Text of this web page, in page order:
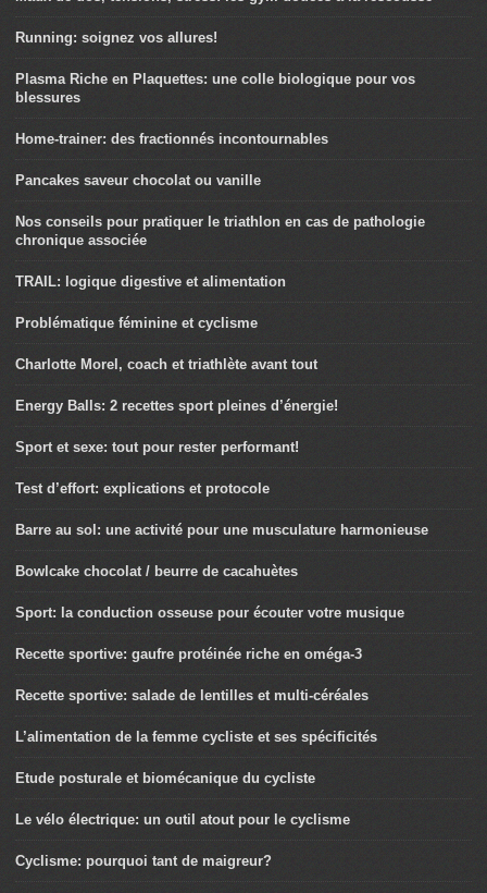
Running: soignez vos allures!
Plasma Riche en Plaquettes: une colle biologique pour vos
blessures
Home-trainer: des fractionnés incontournables
Pancakes saveur chocolat ou vanille
Nos conseils pour pratiquer le triathlon en cas de pathologie
chronique associée
TRAIL: logique digestive et alimentation
Problématique féminine et cyclisme
Charlotte Morel, coach et triathlète avant tout
Energy Balls: 2 recettes sport pleines d’énergie!
Sport et sexe: tout pour rester performant!
Test d’effort: explications et protocole
Barre au sol: une activité pour une musculature harmonieuse
Bowlcake chocolat / beurre de cacahuètes
Sport: la conduction osseuse pour écouter votre musique
Recette sportive: gaufre protéinée riche en oméga-3
Recette sportive: salade de lentilles et multi-céréales
L’alimentation de la femme cycliste et ses spécificités
Etude posturale et biomécanique du cycliste
Le vélo électrique: un outil atout pour le cyclisme
Cyclisme: pourquoi tant de maigreur?